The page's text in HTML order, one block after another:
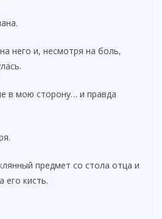
него и, несмотря на боль,
в мою сторону… и правда
предмет со стола отца и
его кисть.